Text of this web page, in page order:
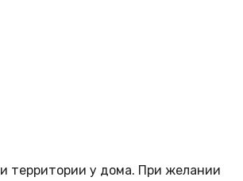
территории у дома. При желании